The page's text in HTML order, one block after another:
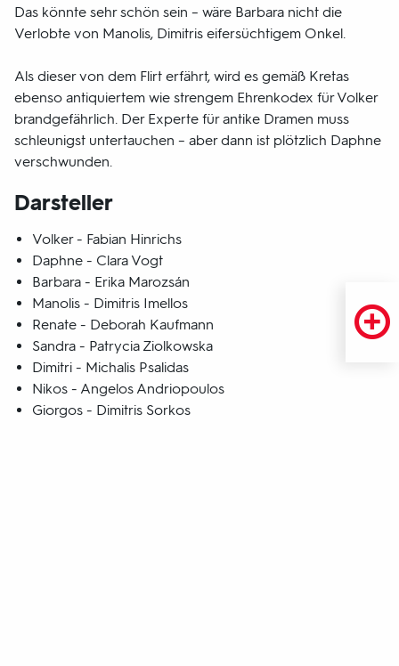
Das könnte sehr schön sein – wäre Barbara nicht die
Verlobte von Manolis, Dimitris eifersüchtigem Onkel.
Als dieser von dem Flirt erfährt, wird es gemäß Kretas
ebenso antiquiertem wie strengem Ehrenkodex für Volker
brandgefährlich. Der Experte für antike Dramen muss
schleunigst untertauchen – aber dann ist plötzlich Daphne
verschwunden.
Darsteller
Volker - Fabian Hinrichs
Daphne - Clara Vogt
Barbara - Erika Marozsán
Manolis - Dimitris Imellos
Renate - Deborah Kaufmann
Sandra - Patrycia Ziolkowska
Dimitri - Michalis Psalidas
Nikos - Angelos Andriopoulos
Giorgos - Dimitris Sorkos